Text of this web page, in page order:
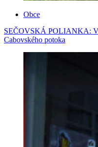
Obce
SEČOVSKÁ POLIANKA:
Cabovského potoka